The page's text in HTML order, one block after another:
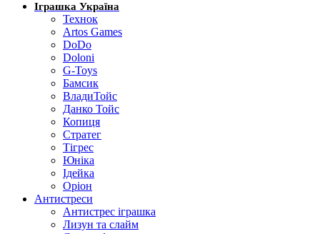
Іграшка Україна
Технок
Artos Games
DoDo
Doloni
G-Toys
Бамсик
ВладиТойс
Данко Тойс
Копиця
Стратег
Тігрес
Юніка
Ідейка
Оріон
Антистреси
Антистрес іграшка
Лизун та слайм